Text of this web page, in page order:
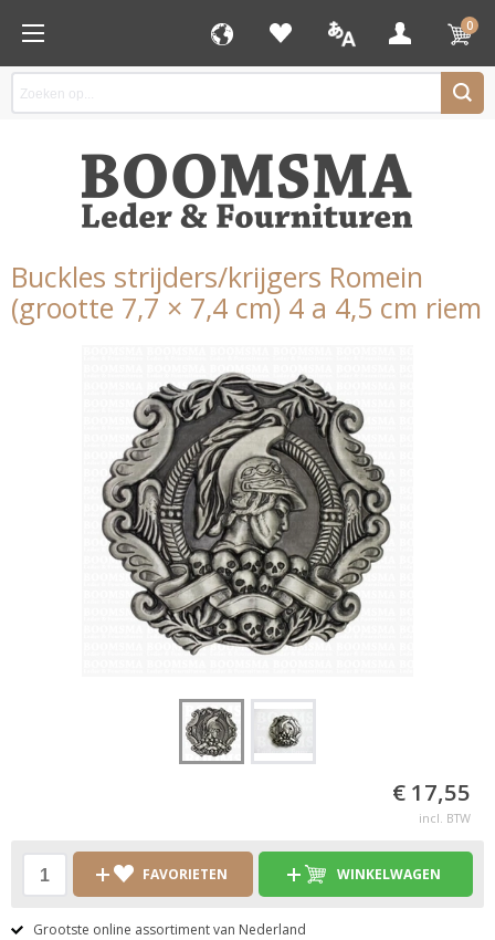
0
Buckles strijders/krijgers Romein
(grootte 7,7 × 7,4 cm) 4 a 4,5 cm riem
€ 17,55
incl. BTW
FAVORIETEN WINKELWAGEN
Grootste online assortiment van Nederland